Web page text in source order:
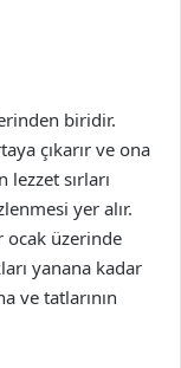
biridir.
çıkarır ve ona
sırları
yer alır.
üzerinde
yanana kadar
ve tatlarının